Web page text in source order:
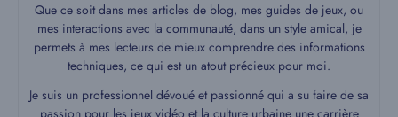
Que ce soit dans mes articles de blog, mes guides de jeux, ou
mes interactions avec la communauté, dans un style amical, je
permets à mes lecteurs de mieux comprendre des informations
techniques, ce qui est un atout précieux pour moi.
Je suis un professionnel dévoué et passionné qui a su faire de sa